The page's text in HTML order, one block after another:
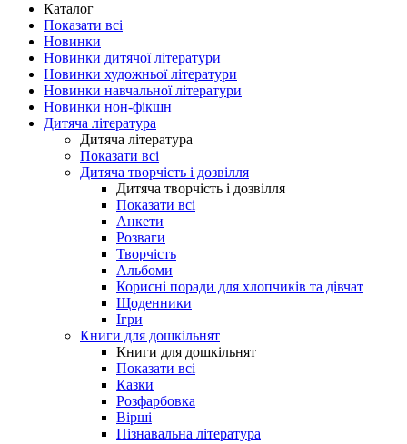
Каталог
Показати всі
Новинки
Новинки дитячої літератури
Новинки художньої літератури
Новинки навчальної літератури
Новинки нон-фікшн
Дитяча література
Дитяча література
Показати всі
Дитяча творчість і дозвілля
Дитяча творчість і дозвілля
Показати всі
Анкети
Розваги
Творчість
Альбоми
Корисні поради для хлопчиків та дівчат
Щоденники
Ігри
Книги для дошкільнят
Книги для дошкільнят
Показати всі
Казки
Розфарбовка
Вірші
Пізнавальна література